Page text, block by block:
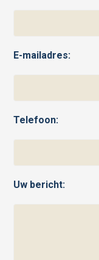
E-mailadres:
Telefoon:
Uw bericht: